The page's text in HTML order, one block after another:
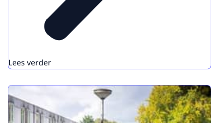
Lees verder